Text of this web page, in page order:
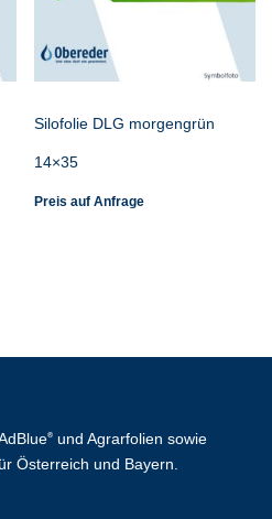
Silofolie DLG morgengrün
14×35
Preis auf Anfrage
®
und Agrarfolien sowie
Österreich und Bayern.